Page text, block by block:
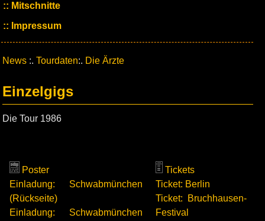
Mitschnitte
Impressum
News :. Tourdaten:. Die Ärzte
Einzelgigs
Die Tour 1986
Poster
Einladung: Schwabmünchen
(Rückseite)
Einladung: Schwabmünchen
Tickets
Ticket: Berlin
Ticket: Bruchhausen-
Festival